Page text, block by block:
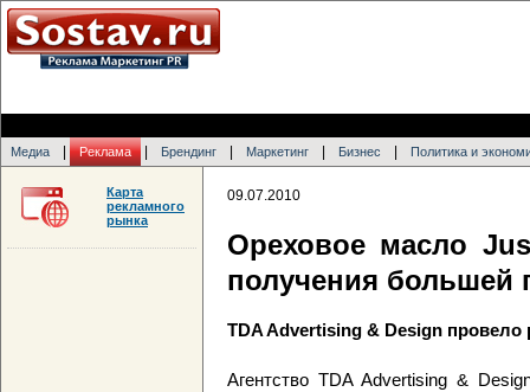
Медиа Реклама Брендинг Маркетинг Бизнес Политика и
09.07.2010
Ореховое масло
получения большей
TDA Advertising & Design провело
Агентство TDA Advertising &
Карта
рекламного
рынка